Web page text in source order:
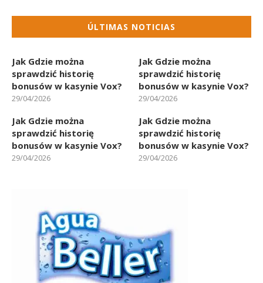
ÚLTIMAS NOTICIAS
Jak Gdzie można
sprawdzić historię
bonusów w kasynie Vox?
29/04/2026
Jak Gdzie można
sprawdzić historię
bonusów w kasynie Vox?
29/04/2026
Jak Gdzie można
sprawdzić historię
bonusów w kasynie Vox?
29/04/2026
Jak Gdzie można
sprawdzić historię
bonusów w kasynie Vox?
29/04/2026